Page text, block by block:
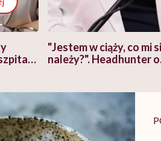
"Jestem w ciąży, co mi
należy?". Headhunter o
pracy